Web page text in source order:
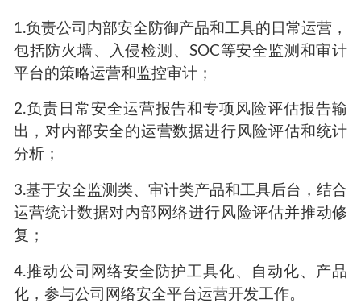
1.负责公司内部安全防御产品和工具的日常运营，
包括防火墙、入侵检测、SOC等安全监测和审计
平台的策略运营和监控审计；
2.负责日常安全运营报告和专项风险评估报告输
出，对内部安全的运营数据进行风险评估和统计
分析；
3.基于安全监测类、审计类产品和工具后台，结合
运营统计数据对内部网络进行风险评估并推动修
复；
4.推动公司网络安全防护工具化、自动化、产品
化，参与公司网络安全平台运营开发工作。